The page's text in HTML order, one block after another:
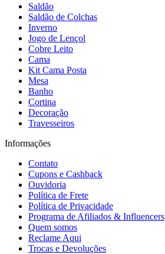
Saldão
Saldão de Colchas
Inverno
Jogo de Lençol
Cobre Leito
Cama
Kit Cama Posta
Mesa
Banho
Cortina
Decoração
Travesseiros
Informações
Contato
Cupons e Cashback
Ouvidoria
Política de Frete
Política de Privacidade
Programa de Afiliados & Influencers
Quem somos
Reclame Aqui
Trocas e Devoluções